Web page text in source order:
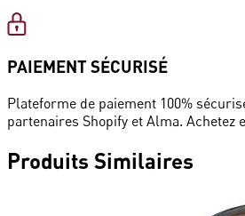
PAIEMENT SÉCURISÉ
Plateforme de paiement 100%
partenaires Shopify et Alma. Achetez
Produits Similaires